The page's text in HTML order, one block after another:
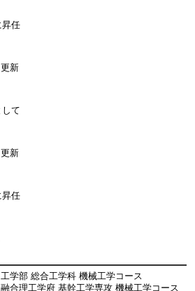
任
新
て
新
任
学部 総合工学科 機械工学コース
合理工学府 基幹工学専攻 機械工学コース